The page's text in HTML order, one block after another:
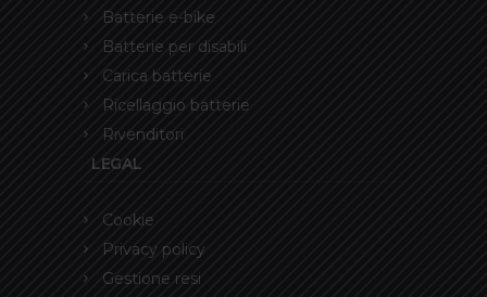
Batterie e-bike
Batterie per disabili
Carica batterie
Ricellaggio batterie
Rivenditori
LEGAL
Cookie
Privacy policy
Gestione resi